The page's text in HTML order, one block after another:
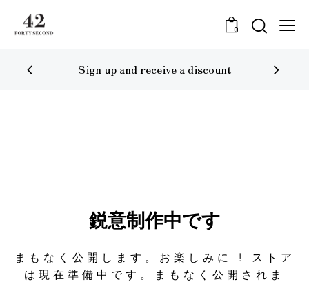
0
Sign up and receive a discount
鋭意制作中です
まもなく公開します。お楽しみに ! ストア
は現在準備中です。まもなく公開されま